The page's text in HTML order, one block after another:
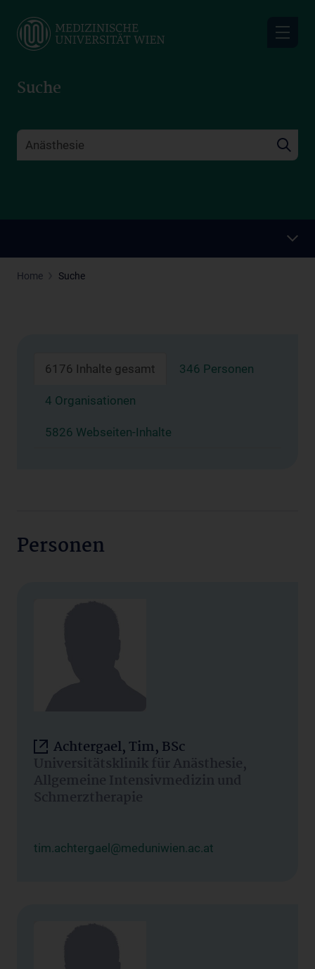
main
Suche
Home Suche
6176 Inhalte gesamt 346 Personen
4 Organisationen
5826 Webseiten-Inhalte
Personen
Achtergael, Tim, BSc
Universitätsklinik für Anästhesie,
Allgemeine Intensivmedizin und
Schmerztherapie
tim.achtergael@meduniwien.ac.at